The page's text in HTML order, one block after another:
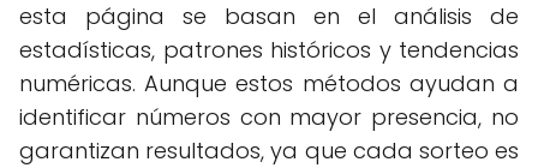
esta página se basan en el análisis de
estadísticas, patrones históricos y tendencias
numéricas. Aunque estos métodos ayudan a
identificar números con mayor presencia, no
garantizan resultados, ya que cada sorteo es